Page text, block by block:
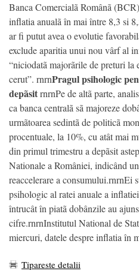
Banca Comercialã Românã
inflatia anualã în mai între 8,3 si
ar fi putut avea o evolutie
exclude aparitia unui nou vârf al
“niciodatã majorãrile de preturi la
cerut”. rnrnPragul psihologic
depãsitrnrnPe de altã parte,
ca banca centralã sã majoreze
urmãtoarea sedintã de politicã
procentuale, la 10%, cu atât mai
din primul trimestru a depãsit
Nationale a României, indicând
reaccelerare a consumului.rnrnEi
psihologic al ratei anuale a
întrucât în piatã dobânzile au
cifre.rnrnInstitutul National de
miercuri, datele despre inflatia în
Tipareste detalii